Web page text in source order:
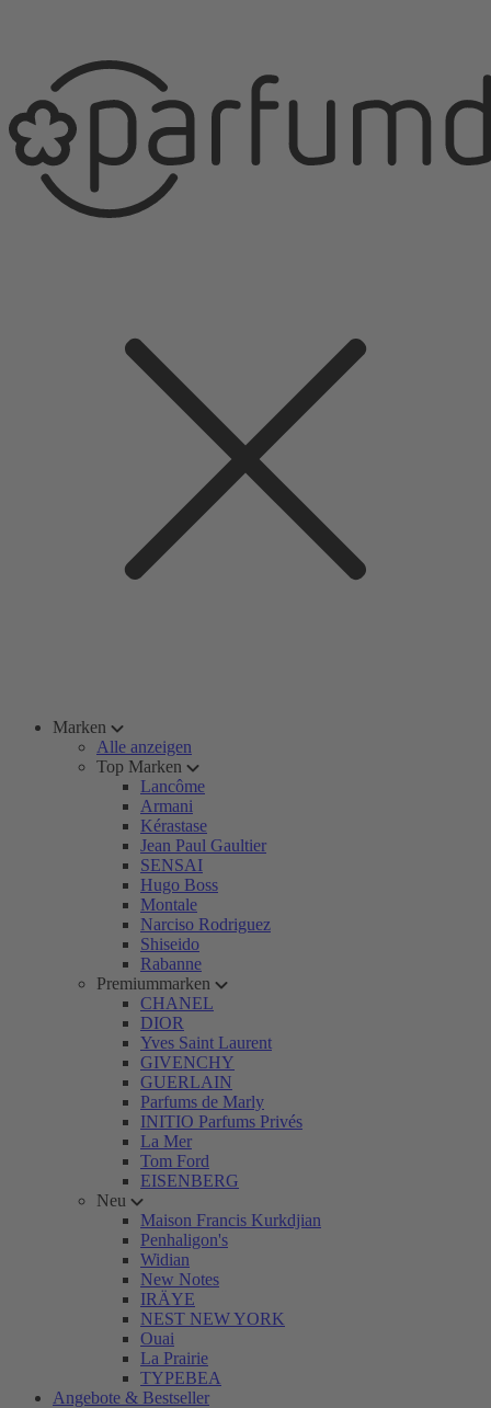
Marken
Alle anzeigen
Top Marken
Lancôme
Armani
Kérastase
Jean Paul Gaultier
SENSAI
Hugo Boss
Montale
Narciso Rodriguez
Shiseido
Rabanne
Premiummarken
CHANEL
DIOR
Yves Saint Laurent
GIVENCHY
GUERLAIN
Parfums de Marly
INITIO Parfums Privés
La Mer
Tom Ford
EISENBERG
Neu
Maison Francis Kurkdjian
Penhaligon's
Widian
New Notes
IRÄYE
NEST NEW YORK
Ouai
La Prairie
TYPEBEA
Angebote & Bestseller